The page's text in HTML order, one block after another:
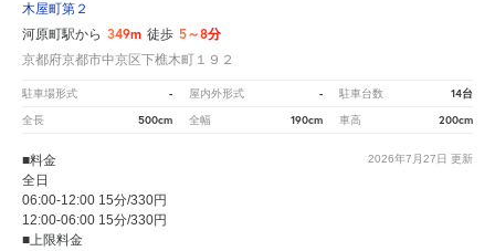
木屋町第２
河原町駅から 349m 徒歩 5～8分
京都府京都市中京区下樵木町１９２
駐車場形式 - 屋内外形式 - 駐車台数 14台
全長 500cm 全幅 190cm 車高 200cm
2026年7月27日 更新
■料金
全日
06:00-12:00 15分/330円
12:00-06:00 15分/330円
■上限料金